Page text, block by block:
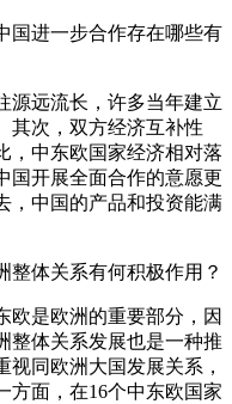
进一步合作存在哪些有
远流长，许多当年建立
其次，双方经济互补性
，中东欧国家经济相对落
国开展全面合作的意愿更
，中国的产品和投资能满
体关系有何积极作用？
是欧洲的重要部分，因
整体关系发展也是一种推
同欧洲大国发展关系，
方面，在16个中东欧国家